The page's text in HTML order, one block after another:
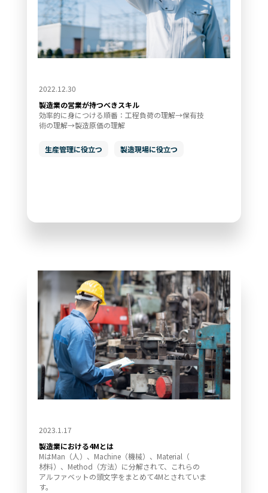
2022.12.30
製造業の営業が持つべきスキル
効率的に身につける順番：工程負荷の理解→保有技
術の理解→製造原価の理解
生産管理に役立つ 製造現場に役立つ
2023.1.17
製造業における4Mとは
MはMan（人）、Machine（機械）、Material（
材料）、Method（方法）に分解されて、これらの
アルファベットの頭文字をまとめて4Mとされていま
す。